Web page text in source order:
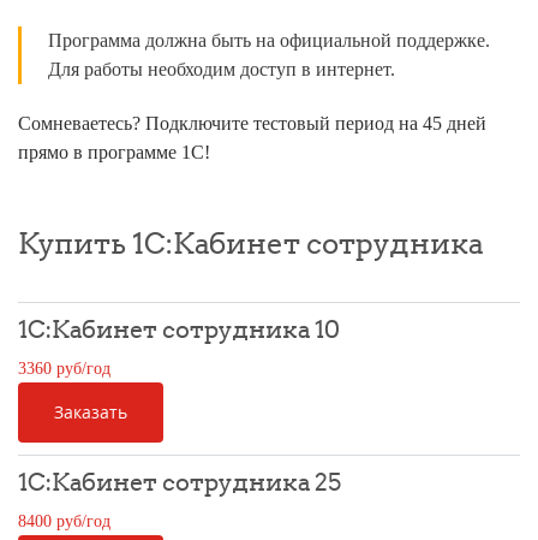
Программа должна быть на официальной поддержке.
Для работы необходим доступ в интернет.
Сомневаетесь? Подключите тестовый период на 45 дней
прямо в программе 1С!
Купить 1С:Кабинет сотрудника
1С:Кабинет сотрудника 10
3360 руб/год
Заказать
1С:Кабинет сотрудника 25
8400 руб/год